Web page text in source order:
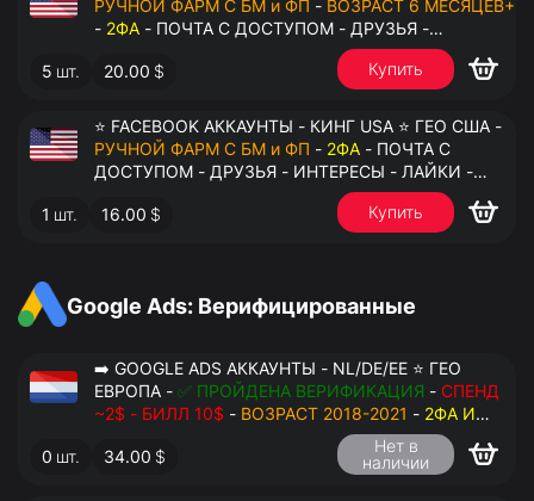
РУЧНОЙ ФАРМ С БМ и ФП - ВОЗРАСТ 6 МЕСЯЦЕВ+
- 2ФА - ПОЧТА С ДОСТУПОМ - ДРУЗЬЯ -
ИНТЕРЕСЫ - ЛАЙКИ - КОММЕНТАРИИ - ПЕРЕДАЧА
В АНТИДЕТЕКТ
5 шт. 20.00 $ Купить
⭐ FACEBOOK АККАУНТЫ - КИНГ USA ⭐ ГЕО США -
РУЧНОЙ ФАРМ С БМ и ФП - 2ФА - ПОЧТА С
ДОСТУПОМ - ДРУЗЬЯ - ИНТЕРЕСЫ - ЛАЙКИ -
КОММЕНТАРИИ - ПЕРЕДАЧА В АНТИДЕТЕКТ
1 шт. 16.00 $ Купить
Google Ads: Верифицированные
➡️ GOOGLE ADS АККАУНТЫ - NL/DE/EE ⭐ ГЕО
ЕВРОПА - ✅ ПРОЙДЕНА ВЕРИФИКАЦИЯ - СПЕНД
~2$ - БИЛЛ 10$ - ВОЗРАСТ 2018-2021 - 2ФА И
- РУЧНОЙ ФАРМ - РЕЗЕРВНАЯ
ПОЧТА С ДОСТУПОМ - ПЕРЕДАЧА В OCTO
0 шт. 34.00 $
Нет в
наличии